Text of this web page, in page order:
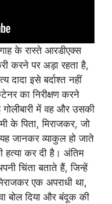
के रास्ते आरडीएक्स
करने पर अड़ा रहता है,
दादा इसे बर्दाश्त नहीं
का निरीक्षण करने
गोलीबारी में वह और उसकी
के पिता, मिराजकर, जो
जानकर व्याकुल हो जाते
कर दी है। अंतिम
चिंता बताते हैं, जिन्हें
एक अपराधी था,
बोल दिया और बंदूक की